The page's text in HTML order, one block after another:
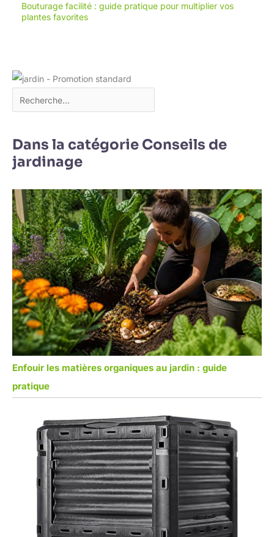
Bouturage facilité : guide pratique pour multiplier vos
plantes favorites
Dans la catégorie Conseils de
jardinage
Enfouir les matières organiques au jardin : guide
pratique